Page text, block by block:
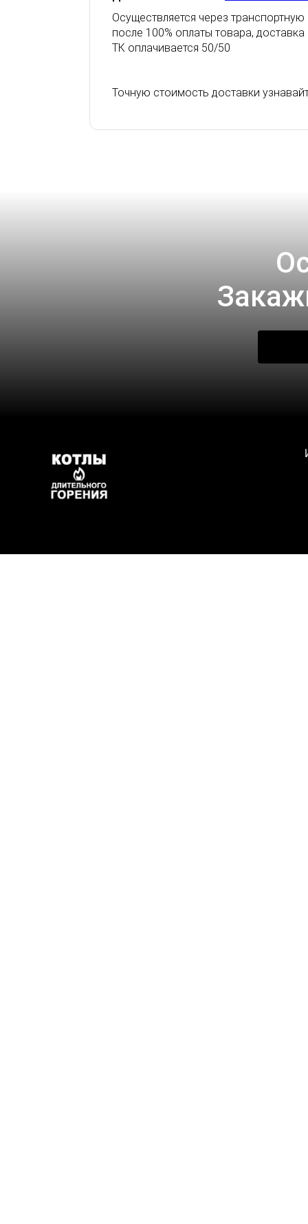
Осуществляется через
после 100% оплаты товара,
ТК оплачивается 50/50
Точную стоимость доставки